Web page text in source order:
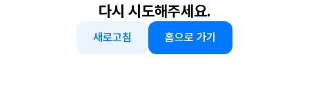
다시 시도해주세요.
새로고침 홈으로 가기